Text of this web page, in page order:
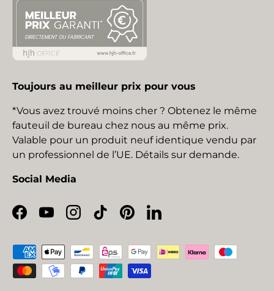
Toujours au meilleur prix pour vous
*Vous avez trouvé moins cher ? Obtenez le même
fauteuil de bureau chez nous au même prix.
Valable pour un produit neuf identique vendu par
un professionnel de l’UE. Détails sur demande.
Social Media
Facebook
YouTubeInstagram
TikTokPinterestLinkedIn
Moyens de paiement acceptés